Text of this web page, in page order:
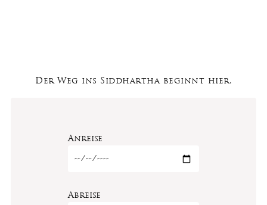
Der Weg ins Siddhartha beginnt hier.
Anreise
Abreise